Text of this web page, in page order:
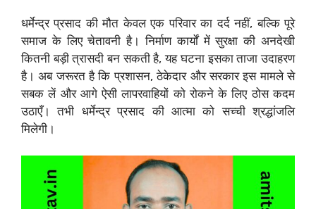
धर्मेन्द्र प्रसाद की मौत केवल एक परिवार का दर्द नहीं, बल्कि पूरे
समाज के लिए चेतावनी है। निर्माण कार्यों में सुरक्षा की अनदेखी
कितनी बड़ी त्रासदी बन सकती है, यह घटना इसका ताजा उदाहरण
है। अब जरूरत है कि प्रशासन, ठेकेदार और सरकार इस मामले से
सबक लें और आगे ऐसी लापरवाहियों को रोकने के लिए ठोस कदम
उठाएँ। तभी धर्मेन्द्र प्रसाद की आत्मा को सच्ची श्रद्धांजलि
मिलेगी।